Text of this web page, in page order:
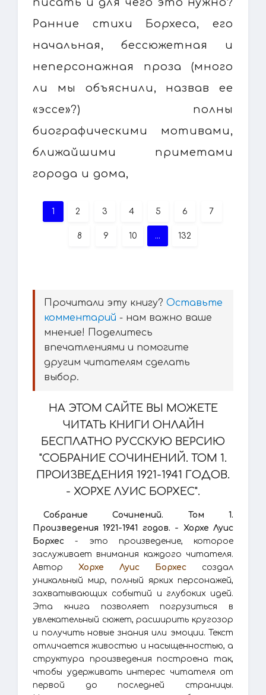
Ранние стихи Борхеса, его
начальная, бессюжетная и
неперсонажная проза (много
ли мы объяснили, назвав ее
«эссе»?) полны
биографическими мотивами,
ближайшими приметами
города и дома,
1 2 3 4 5 6 7
8 9 10 ... 132
Прочитали эту книгу? Оставьте
комментарий - нам важно ваше
мнение! Поделитесь
впечатлениями и помогите
другим читателям сделать
выбор.
НА ЭТОМ САЙТЕ ВЫ МОЖЕТЕ
ЧИТАТЬ КНИГИ ОНЛАЙН
БЕСПЛАТНО РУССКУЮ ВЕРСИЮ
"СОБРАНИЕ СОЧИНЕНИЙ. ТОМ 1.
ПРОИЗВЕДЕНИЯ 1921-1941 ГОДОВ.
- ХОРХЕ ЛУИС БОРХЕС".
Собрание Сочинений. Том 1.
Произведения 1921-1941 годов. - Хорхе Луис
Борхес - это произведение, которое
заслуживает внимания каждого читателя.
Автор Хорхе Луис Борхес создал
уникальный мир, полный ярких персонажей,
захватывающих событий и глубоких идей.
Эта книга позволяет погрузиться в
увлекательный сюжет, расширить кругозор
и получить новые знания или эмоции. Текст
отличается живостью и насыщенностью, а
структура произведения построена так,
чтобы удерживать интерес читателя от
первой до последней страницы.